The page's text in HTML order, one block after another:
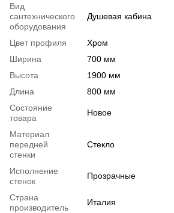
Вид
сантехнического
оборудования
Душевая кабина
Цвет профиля
Хром
Ширина
700 мм
Высота
1900 мм
Длина
800 мм
Состояние
товара
Новое
Материал
передней
стенки
Стекло
Исполнение
стенок
Прозрачные
Страна
производитель
Италия